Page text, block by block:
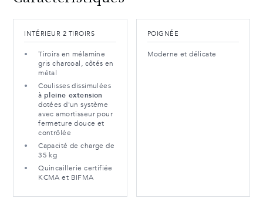
INTÉRIEUR 2 TIROIRS
Tiroirs en mélamine
gris charcoal, côtés en
métal
Coulisses dissimulées
àpleine extension
dotées d'un système
avec amortisseur pour
fermeture douce et
contrôlée
Capacité de charge de
35 kg
Quincaillerie certifiée
KCMA et BIFMA
POIGNÉE
Moderne et délicate